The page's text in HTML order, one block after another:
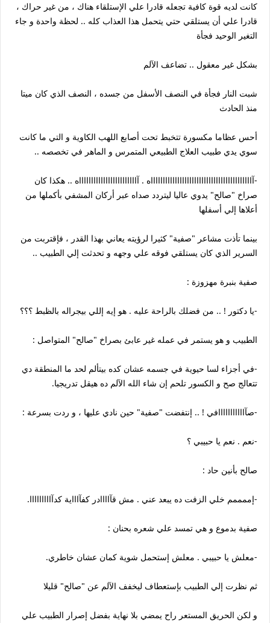
كانت لديه قوة كافية تجعله قادرا علي الإستلقاء هناك ، من غير حراك ،
قادرا علي أن يستلقي حتي يتحمل هذا العذاب كله .. لحظة واحدة و جاء
التغير الوحيد فجأة
بشكل غير معقول .. تضاعف الآلم
شبت النار فجأة في النصف الأسفل من جسده ، النصف الذي كان ميتا
منذ الحادث
أحس عظاما مكسورة تتخبط تحت أصابع اللهب الكاوية و التي ما كانت
سوي يدي طبيب العلاج الطبيعي المتمرس و الماهر في تخصصه ..
-آااااااااااااااااااااااااااااااااااااااااااه . آااااااااااااااااااااااااه .. هكذا كان
صراخ "صالح" يدوي عاليا ليتردد صداه عبر أركان المشفي بأكملها من
أعلاها إلي أسفلها
بينما تأذت مشاعر "صفية" كثيرا لرؤيته يعاني بهذا القدر ، فإقتربت من
السرير الذي كان يستلقي فوقه علي وجهه و تحدثت إلي الطبيب ..
صفية بنبرة مهزوزة :
-يا دكتور ! .. من فضلك بالراحة عليه . هو إيه إللي بيجراله بالظبط ؟؟؟
الطبيب و هو يستمر في عمله غير عابئ بصراخ "صالح" المتواصل :
-في أجزاء لسا حيوية في جسمه عشان كده بيتألم لحد ما المنطقة دي
تتعالج صح و الكسور تلحم إن شاء الله الآلم ده هيقل تدريجيا.
-صآااااااااااافي ! .. إنتفضت "صفية" حين نادي عليها ، و ردت بسرعة :
-نعم . نعم يا حبيبي ؟
صالح بأنين حاد :
-إممممم خلي الزفت ده يبعد عني . مش قآاااادر كفآاااية كدآااااااااا.
صفية بدموع و هي تمسد علي شعره بحنان :
-معلش يا حبيبي . معلش إستحمل شوية كمان عشان خاطري.
ثم نظرت إلي الطبيب بإستعطاف ليخفف الآلم عن "صالح" قليلا
و لكن الحريق المستعر راح يمضي بلا نهاية بفضل إصرار الطبيب علي